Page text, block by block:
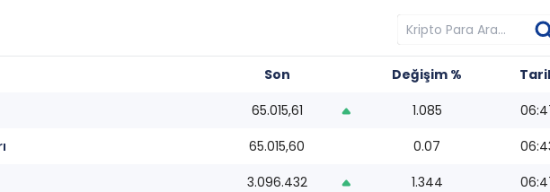
Son Değişim %
65.015,61 1.085
65.015,60 0.07
3.096.432 1.344